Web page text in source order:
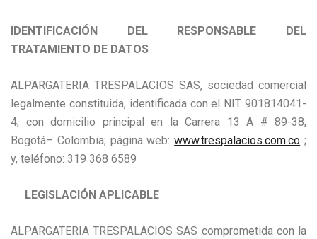
IDENTIFICACIÓN DEL RESPONSABLE DEL
TRATAMIENTO DE DATOS
ALPARGATERIA TRESPALACIOS SAS, sociedad comercial
legalmente constituida, identificada con el NIT 901814041-
4, con domicilio principal en la Carrera 13 A # 89-38,
Bogotá– Colombia; página web:www.trespalacios.com.co ;
y, teléfono: 319 368 6589
LEGISLACIÓN APLICABLE
ALPARGATERIA TRESPALACIOS SAS comprometida con la